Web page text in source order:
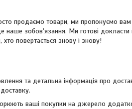
продаємо товари, ми пропонуємо вам
наше зобов'язання. Ми готові
повертається знову і знову!
та детальна інформація про
ваші покупки на джерело